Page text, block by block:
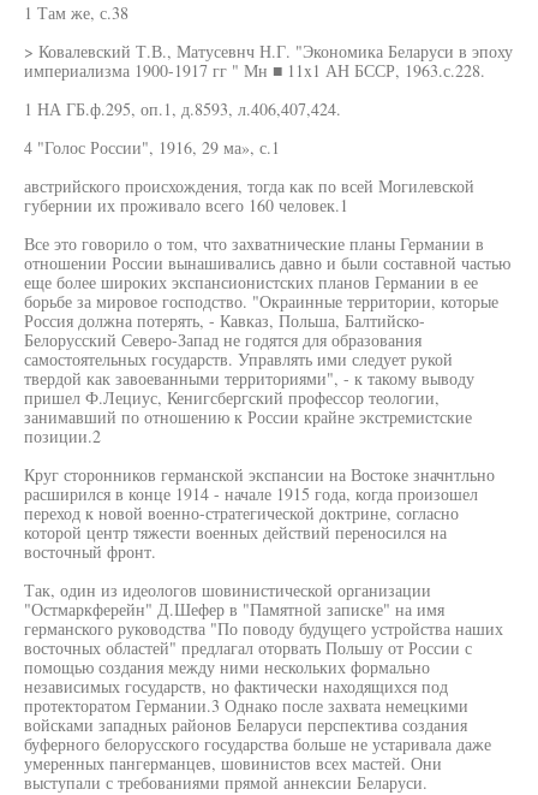
1 Там же, с.38
> Ковалевский Т.В., Матусевнч Н.Г. "Экономика Беларуси в эпоху
империализма 1900-1917 гг " Мн ■ 11x1 АН БССР, 1963.с.228.
1 НА ГБ.ф.295, оп.1, д.8593, л.406,407,424.
4 "Голос России", 1916, 29 ма», с.1
австрийского происхождения, тогда как по всей Могилевской
губернии их проживало всего 160 человек.1
Все это говорило о том, что захватнические планы Германии в
отношении России вынашивались давно и были составной частью
еще более широких экспансионистских планов Германии в ее
борьбе за мировое господство. "Окраинные территории, которые
Россия должна потерять, - Кавказ, Польша, Балтийско-
Белорусский Северо-Запад не годятся для образования
самостоятельных государств. Управлять ими следует рукой
твердой как завоеванными территориями", - к такому выводу
пришел Ф.Лециус, Кенигсбергский профессор теологии,
занимавший по отношению к России крайне экстремистские
позиции.2
Круг сторонников германской экспансии на Востоке значнтльно
расширился в конце 1914 - начале 1915 года, когда произошел
переход к новой военно-стратегической доктрине, согласно
которой центр тяжести военных действий переносился на
восточный фронт.
Так, один из идеологов шовинистической организации
"Остмаркферейн" Д.Шефер в "Памятной записке" на имя
германского руководства "По поводу будущего устройства наших
восточных областей" предлагал оторвать Польшу от России с
помощью создания между ними нескольких формально
независимых государств, но фактически находящихся под
протекторатом Германии.3 Однако после захвата немецкими
войсками западных районов Беларуси перспектива создания
буферного белорусского государства больше не устаривала даже
умеренных пангерманцев, шовинистов всех мастей. Они
выступали с требованиями прямой аннексии Беларуси.